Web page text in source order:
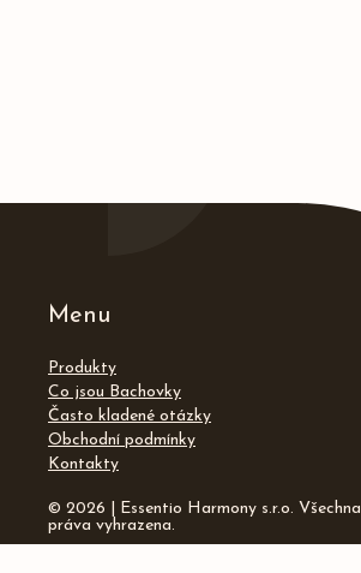
Menu
Produkty
Co jsou Bachovky
Často kladené otázky
Obchodní podmínky
Kontakty
© 2026 | Essentio Harmony s.r.o. Všechna
práva vyhrazena.